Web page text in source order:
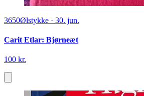
3650Ølstykke · 30. jun.
Carit Etlar: Bjørneæt
100 kr.